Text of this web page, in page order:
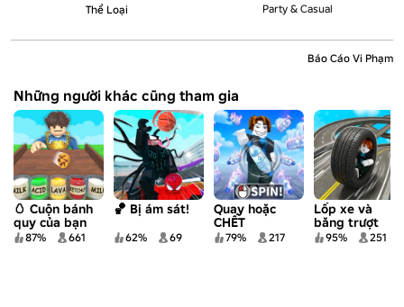
Thể Loại
Party & Casual
Báo Cáo Vi Phạm
Những người khác cũng tham gia
🥚 Cuộn bánh
quy của bạn
87% 661
🏀 Bị ám sát!
62% 69
Quay hoặc
CHẾT
79% 217
Lốp xe và
băng trượt
95% 251